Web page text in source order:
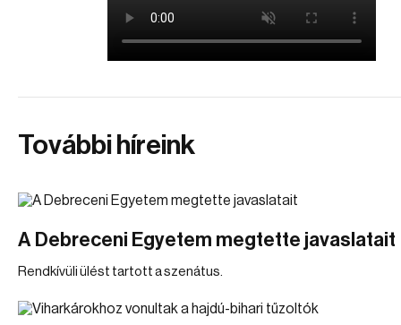
További híreink
A Debreceni Egyetem megtette javaslatait
Rendkívüli ülést tartott a szenátus.